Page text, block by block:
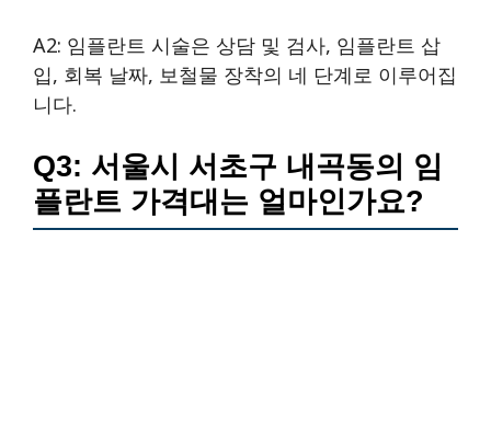
A2: 임플란트 시술은 상담 및 검사, 임플란트 삽
입, 회복 날짜, 보철물 장착의 네 단계로 이루어집
니다.
Q3: 서울시 서초구 내곡동의 임
플란트 가격대는 얼마인가요?